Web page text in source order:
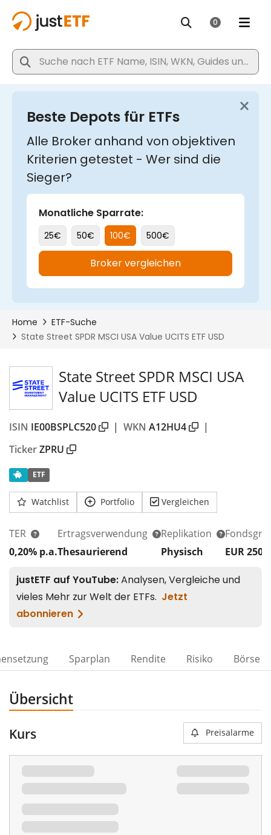
State Street SPDR MSCI USA
Value UCITS ETF USD
ISIN IE00BSPLC520 | WKN A12HU4
|
TickerZPRU
ETF
Watchlist Portfolio Vergleichen
TER
0,20% p.a.
Ertragsverwendung
Thesaurierend
Replikation
Physisch
EUR 250
Sparplan Rendite Risiko Börse
Übersicht
Kurs Preisalarme